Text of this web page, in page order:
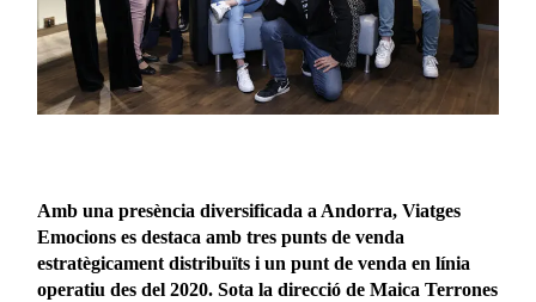
Amb una presència diversificada a Andorra, Viatges
Emocions es destaca amb tres punts de venda
estratègicament distribuïts i un punt de venda en línia
operatiu des del 2020. Sota la direcció de Maica Terrones